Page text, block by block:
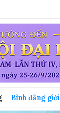
Bình đẳng giới